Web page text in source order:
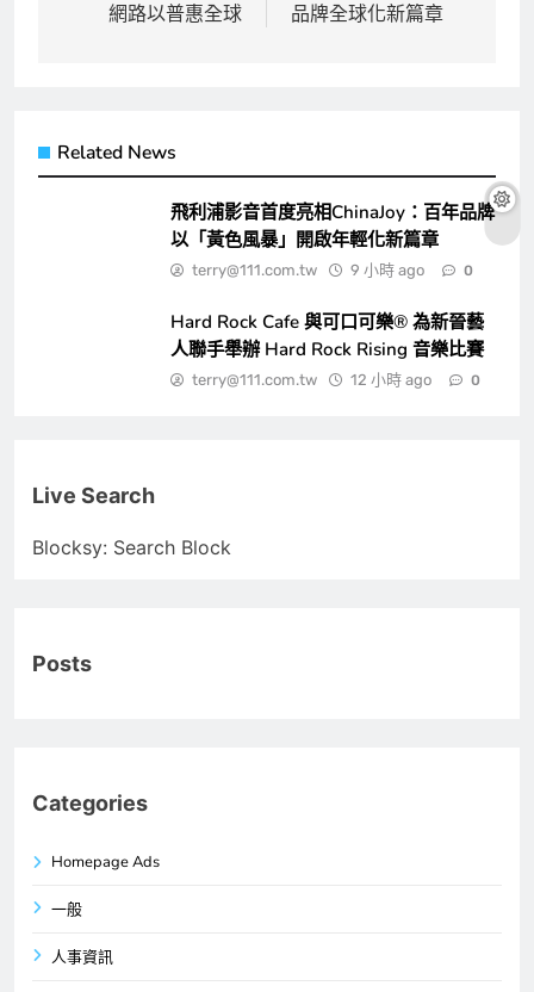
網路以普惠全球 品牌全球化新篇章
Related News
飛利浦影音首度亮相ChinaJoy：百年品牌
以「黃色風暴」開啟年輕化新篇章
terry@111.com.tw 9 小時 ago 0
Hard Rock Cafe 與可口可樂® 為新晉藝
人聯手舉辦 Hard Rock Rising 音樂比賽
terry@111.com.tw 12 小時 ago 0
Live Search
Blocksy: Search Block
Posts
Categories
Homepage Ads
一般
人事資訊